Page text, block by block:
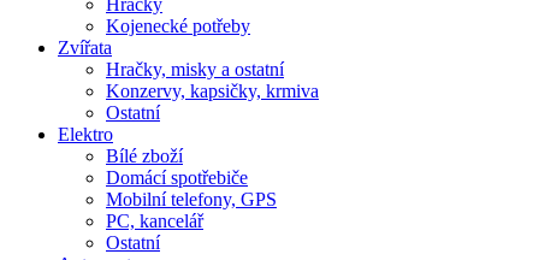
Hračky
Kojenecké potřeby
Zvířata
Hračky, misky a ostatní
Konzervy, kapsičky, krmiva
Ostatní
Elektro
Bílé zboží
Domácí spotřebiče
Mobilní telefony, GPS
PC, kancelář
Ostatní